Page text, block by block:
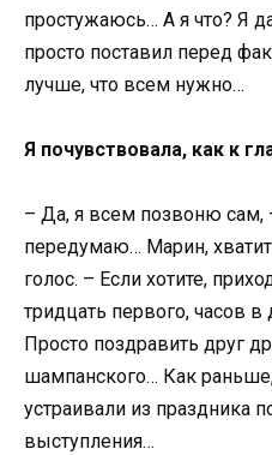
простужаюсь… А я что? Я
просто поставил перед
лучше, что всем нужно…
Я почувствовала, как к
– Да, я всем позвоню сам,
передумаю… Марин,
голос. – Если хотите,
тридцать первого, часов в
Просто поздравить друг
шампанского… Как
устраивали из праздника
выступления…